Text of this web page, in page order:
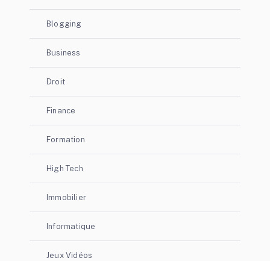
Blogging
Business
Droit
Finance
Formation
High Tech
Immobilier
Informatique
Jeux Vidéos